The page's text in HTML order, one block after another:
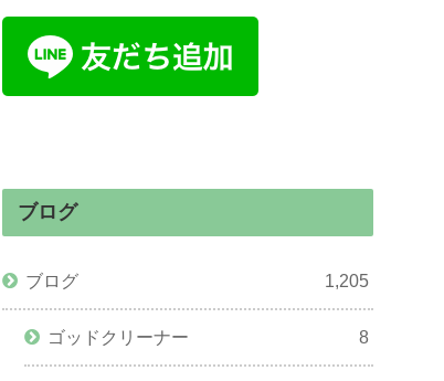
ブログ
ブログ 1,205
ゴッドクリーナー 8